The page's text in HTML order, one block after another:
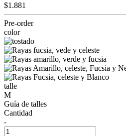
$1.881
Pre-order
color
talle
M
Guía de talles
Cantidad
-